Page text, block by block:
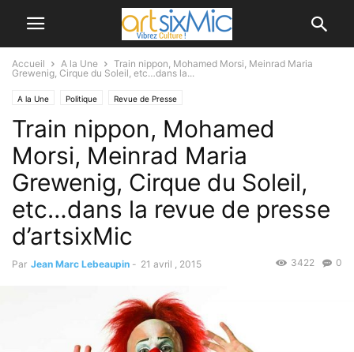
Accueil A la Une
Train nippon, Mohamed Morsi, Meinrad Maria
Grewenig, Cirque du Soleil, etc…dans la...
A la Une Politique Revue de Presse
Train nippon, Mohamed
Morsi, Meinrad Maria
Grewenig, Cirque du Soleil,
etc…dans la revue de presse
d’artsixMic
Par Jean Marc Lebeaupin - 21 avril , 2015 0
3422